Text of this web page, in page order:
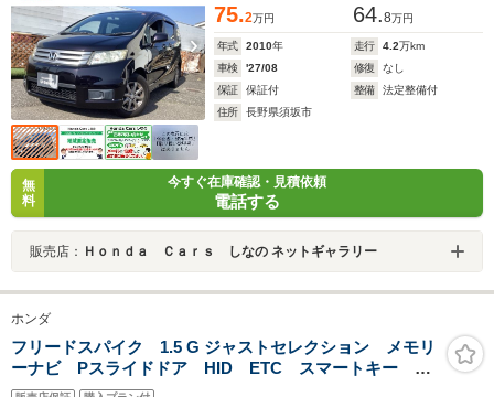
75.2万円 64.8万円
年式 2010年 走行 4.2万km
車検
'27/08 修復
なし
保証
保証付 整備
法定整備付
住所
長野県須坂市
無
料
今すぐ在庫確認・見積依頼
電話する
販売店： Ｈｏｎｄａ Ｃａｒｓ しなの ネットギャラリー
ホンダ
フリードスパイク 1.5 G ジャストセレクション メモリ
ーナビ Pスライドドア HID ETC スマートキー 1
オーナー